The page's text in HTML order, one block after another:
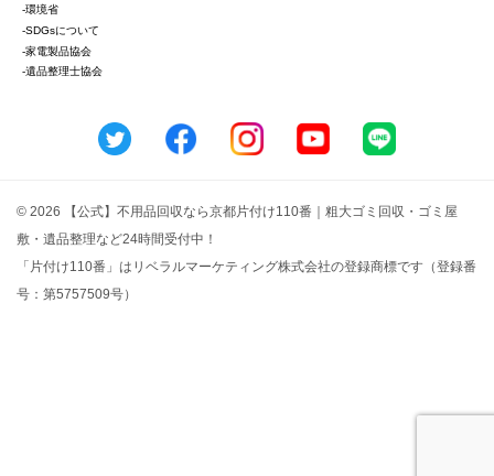
-環境省
-SDGsについて
-家電製品協会
-遺品整理士協会
© 2026 【公式】不用品回収なら京都片付け110番｜粗大ゴミ回収・ゴミ屋
敷・遺品整理など24時間受付中！
「片付け110番」はリベラルマーケティング株式会社の登録商標です（登録番
号：第5757509号）